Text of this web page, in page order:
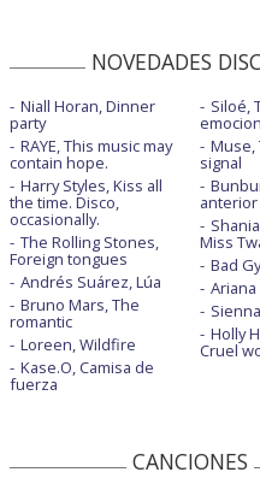
NOVEDADES
Niall Horan, Dinner
party
RAYE, This music may
contain hope.
Harry Styles, Kiss all
the time. Disco,
occasionally.
The Rolling Stones,
Foreign tongues
Andrés Suárez, Lúa
Bruno Mars, The
romantic
Loreen, Wildfire
Kase.O, Camisa de
fuerza
Siloé,
Muse,
signal
anterior
Miss
Bad
Holly
Cruel
CANCIONES